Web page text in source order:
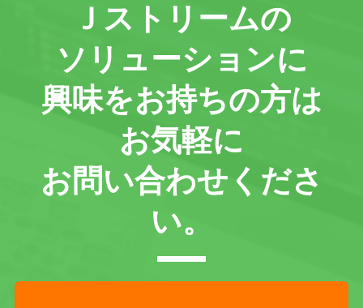
Ｊストリームの
ソリューションに
興味をお持ちの方は
お気軽に
お問い合わせくださ
い。